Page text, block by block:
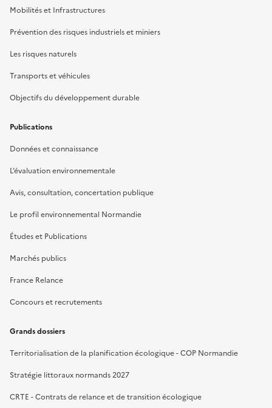
Mobilités et Infrastructures
Prévention des risques industriels et miniers
Les risques naturels
Transports et véhicules
Objectifs du développement durable
Publications
Données et connaissance
L’évaluation environnementale
Avis, consultation, concertation publique
Le profil environnemental Normandie
Études et Publications
Marchés publics
France Relance
Concours et recrutements
Grands dossiers
Territorialisation de la planification écologique - COP Normandie
Stratégie littoraux normands 2027
CRTE - Contrats de relance et de transition écologique